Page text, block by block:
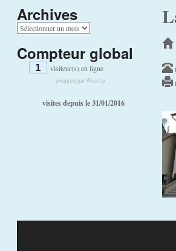
Archives
A
c
h
Compteur global
1 visiteur(s) en ligne
propulsé parWassUp
visites depuis le 31/01/2016